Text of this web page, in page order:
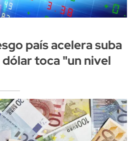
país acelera suba
toca "un nivel